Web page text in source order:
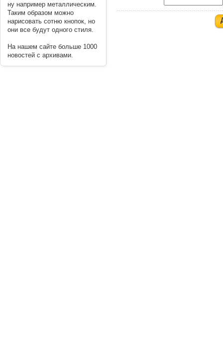
ну например металлическим.
Таким образом можно
нарисовать сотню кнопок, но
они все будут одного стиля.
На нашем сайте больше 1000
новостей с архивами.